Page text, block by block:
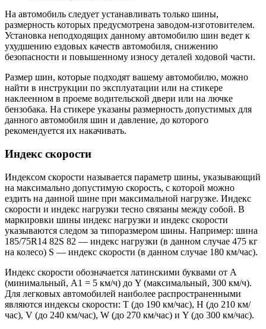
На автомобиль следует устанавливать только шины,
размерность которых предусмотрена заводом-изготовителем.
Установка неподходящих данному автомобилю шин ведет к
ухудшению ездовых качеств автомобиля, снижению
безопасности и повышенному износу деталей ходовой части.
Размер шин, которые подходят вашему автомобилю, можно
найти в инструкции по эксплуатации или на стикере
наклеенном в проеме водительской двери или на лючке
бензобака. На стикере указаны размерность допустимых для
данного автомобиля шин и давление, до которого
рекомендуется их накачивать.
Индекс скорости
Индексом скорости называется параметр шины, указывающий
на максимально допустимую скорость, с которой можно
ездить на данной шине при максимальной нагрузке. Индекс
скорости и индекс нагрузки тесно связаны между собой. В
маркировки шины индекс нагрузки и индекс скорости
указываются следом за типоразмером шины. Например: шина
185/75R14 82S 82 — индекс нагрузки (в данном случае 475 кг
на колесо) S — индекс скорости (в данном случае 180 км/час).
Индекс скорости обозначается латинскими буквами от А
(минимальный, А1 = 5 км/ч) до Y (максимальный, 300 км/ч).
Для легковых автомобилей наиболее распространенными
являются индексы скорости: T (до 190 км/час), Н (до 210 км/
час), V (до 240 км/час), W (до 270 км/час) и Y (до 300 км/час).